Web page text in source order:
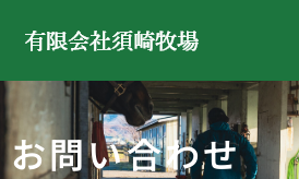
お問い合わせ